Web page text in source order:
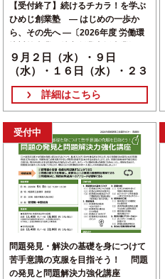
【受付終了】続けるチカラ！を学ぶ
ひめじ創業塾 — はじめの一歩か
ら、その先へ —〔2026年度 労働環
９月２日（水）・９日
（水）・１６日（水）・２３
日（水）・３０日（水）
詳細はこちら
受付中
問題発見・解決の基礎を身につけて
苦手意識の克服を目指そう！ 問題
の発見と問題解決力強化講座